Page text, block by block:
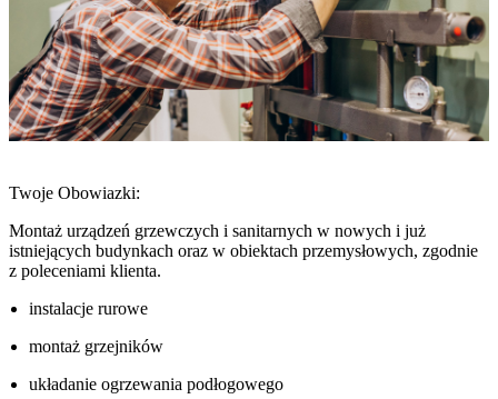
Twoje Obowiazki:
Montaż urządzeń grzewczych i sanitarnych w nowych i już
istniejących budynkach oraz w obiektach przemysłowych, zgodnie
z poleceniami klienta.
instalacje rurowe
montaż grzejników
układanie ogrzewania podłogowego